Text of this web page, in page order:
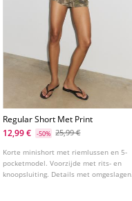
Regular Short Met Print
12,99 €
-50% 25,99 €
Korte minishort met riemlussen en 5-
pocketmodel. Voorzijde met rits- en
knoopsluiting. Details met omgeslagen